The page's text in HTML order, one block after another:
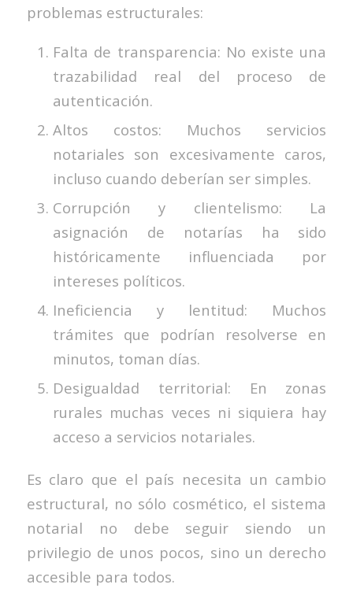
problemas estructurales:
Falta de transparencia: No existe una
trazabilidad real del proceso de
autenticación.
Altos costos: Muchos servicios
notariales son excesivamente caros,
incluso cuando deberían ser simples.
Corrupción y clientelismo: La
asignación de notarías ha sido
históricamente influenciada por
intereses políticos.
Ineficiencia y lentitud: Muchos
trámites que podrían resolverse en
minutos, toman días.
Desigualdad territorial: En zonas
rurales muchas veces ni siquiera hay
acceso a servicios notariales.
Es claro que el país necesita un cambio
estructural, no sólo cosmético, el sistema
notarial no debe seguir siendo un
privilegio de unos pocos, sino un derecho
accesible para todos.